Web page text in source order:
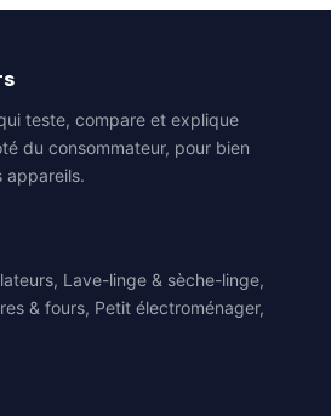
teste, compare et explique
du consommateur, pour bien
appareils.
Lave-linge & sèche-linge,
& fours, Petit électroménager,